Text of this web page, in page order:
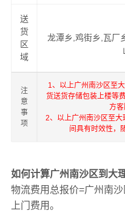
送
货
区
域
龙潭乡,鸡街乡,瓦厂
注
意
事
项
1、以上广州南沙区至
货送货存储包装上楼等
方客
2、以上广州南沙区至
间具有时效性，
如何计算广州南沙区到大
物流费用总报价=广州南
上门费用。